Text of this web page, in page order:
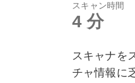
スキャン時間
4 分
スキャナを
チャ情報に